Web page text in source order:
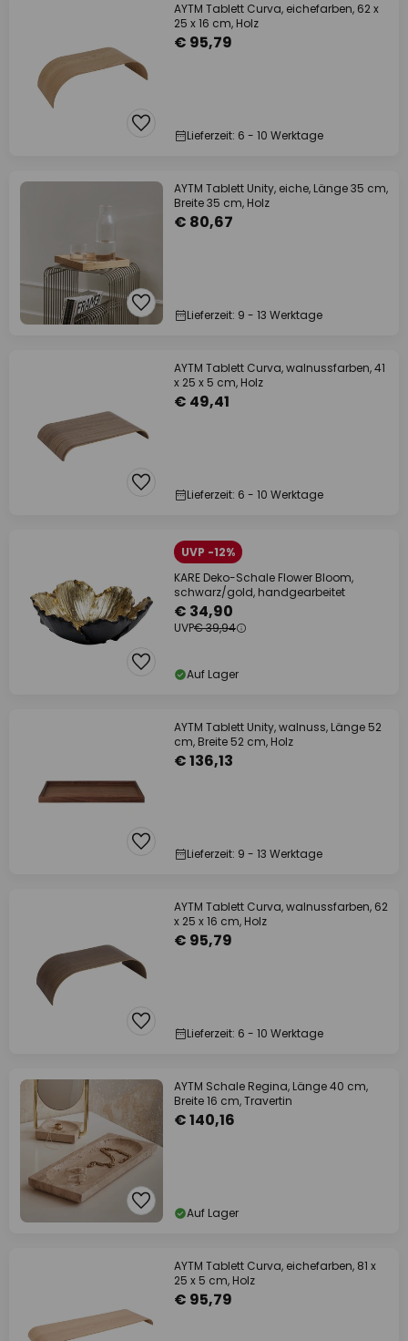
AYTM Tablett Curva, eichefarben, 62 x
25 x 16 cm, Holz
€ 95,79
Lieferzeit: 6 - 10 Werktage
AYTM Tablett Unity, eiche, Länge 35 cm,
Breite 35 cm, Holz
€ 80,67
Lieferzeit: 9 - 13 Werktage
AYTM Tablett Curva, walnussfarben, 41
x 25 x 5 cm, Holz
€ 49,41
Lieferzeit: 6 - 10 Werktage
UVP -12%
KARE Deko-Schale Flower Bloom,
schwarz/gold, handgearbeitet
€ 34,90
UVP€ 39,94
Auf Lager
AYTM Tablett Unity, walnuss, Länge 52
cm, Breite 52 cm, Holz
€ 136,13
Lieferzeit: 9 - 13 Werktage
AYTM Tablett Curva, walnussfarben, 62
x 25 x 16 cm, Holz
€ 95,79
Lieferzeit: 6 - 10 Werktage
AYTM Schale Regina, Länge 40 cm,
Breite 16 cm, Travertin
€ 140,16
Auf Lager
AYTM Tablett Curva, eichefarben, 81 x
25 x 5 cm, Holz
€ 95,79